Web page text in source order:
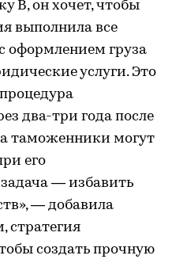
В, он хочет, чтобы
выполнила все
оформлением груза
услуги. Это
два-три года после
таможенники могут
его
— избавить
— добавила
стратегия
создать прочную